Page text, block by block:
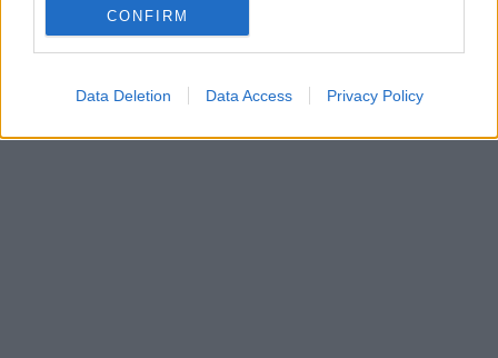
CONFIRM
Data Deletion Data Access Privacy Policy